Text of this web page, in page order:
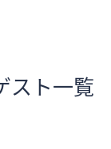
スト一覧